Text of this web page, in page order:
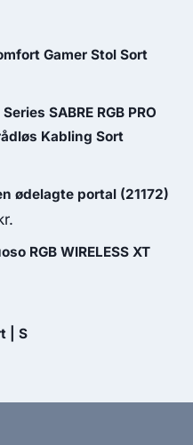
Gamer Stol Sort
SABRE RGB PRO
Kabling Sort
ødelagte portal (21172)
price
RGB WIRELESS XT
| S